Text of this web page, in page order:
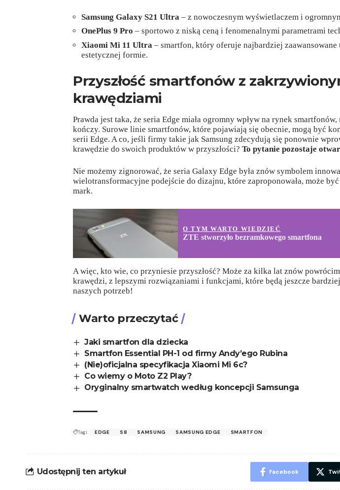
Samsung Galaxy S21 Ultra – z nowoczesnym wyświetlaczem i
OnePlus 9 Pro – sportowo z niską ceną i fenomenalnymi parametrami
Xiaomi Mi 11 Ultra – smartfon, który oferuje najbardziej
estetycznej formie.
Przyszłość smartfonów z
krawędziami
Prawda jest taka, że seria Edge miała ogromny wpływ na rynek
kończy. Surowe linie smartfonów, które pojawiają się obecnie, mogą być
serii Edge. A co, jeśli firmy takie jak Samsung zdecydują się ponownie
krawędzie do swoich produktów w przyszłości? To pytanie pozostaje
Nie możemy zignorować, że seria Galaxy Edge była znów symbolem
wielotransformacyjne podejście do dizajnu, które zaproponowała, może
mark.
O TYM WARTO WIEDZIEĆ
ZTE stworzyło bezramkowego smartfona
A więc, kto wie, co przyniesie przyszłość? Może za kilka lat znów
krawędzi, z lepszymi rozwiązaniami i funkcjami, które będą jeszcze
naszych potrzeb!
Warto przeczytać
Jaki smartfon dla dziecka
Smartfon Essential PH-1 od firmy Andy’ego Rubina
(Nie)oficjalna specyfikacja Xiaomi Mi 6c?
Co wiemy o Moto Z2 Play?
Oryginalny smartwatch według koncepcji Samsunga
Tagi: EDGE S8 SAMSUNG SAMSUNG EDGE SMARTFON
Udostępnij ten artykuł Facebook